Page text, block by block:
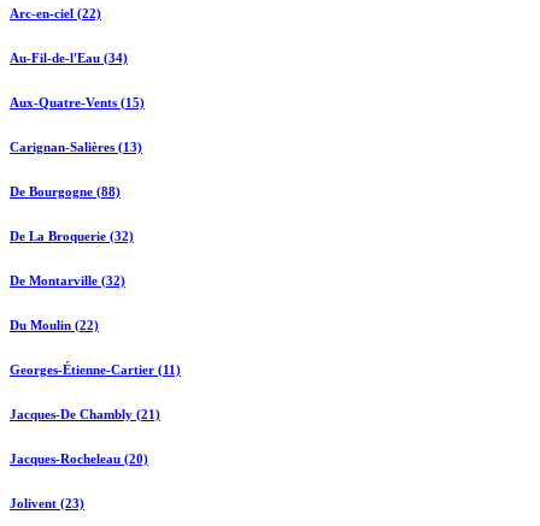
Arc-en-ciel (22)
Au-Fil-de-l'Eau (34)
Aux-Quatre-Vents (15)
Carignan-Salières (13)
De Bourgogne (88)
De La Broquerie (32)
De Montarville (32)
Du Moulin (22)
Georges-Étienne-Cartier (11)
Jacques-De Chambly (21)
Jacques-Rocheleau (20)
Jolivent (23)